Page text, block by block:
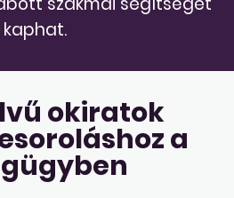
kaphat.
okiratok
a